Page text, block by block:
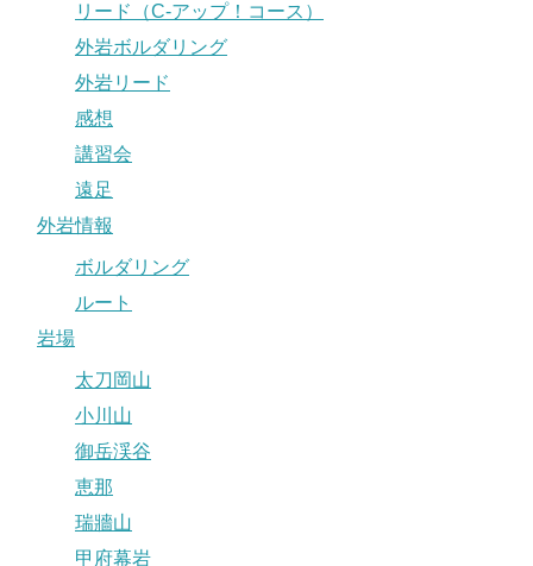
リード（C-アップ！コース）
外岩ボルダリング
外岩リード
感想
講習会
遠足
外岩情報
ボルダリング
ルート
岩場
太刀岡山
小川山
御岳渓谷
恵那
瑞牆山
甲府幕岩